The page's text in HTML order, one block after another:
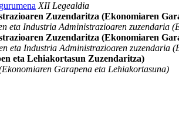
XII Legealdia
Zuzendaritza (Ekonomiaren
eta Industria Administrazioaren zuzendaria
Zuzendaritza (Ekonomiaren
eta Industria Administrazioaren zuzendaria
eta Lehiakortasun Zuzendaritza)
Garapena eta Lehiakortasuna)